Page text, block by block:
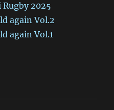
2025
again Vol.2
again Vol.1